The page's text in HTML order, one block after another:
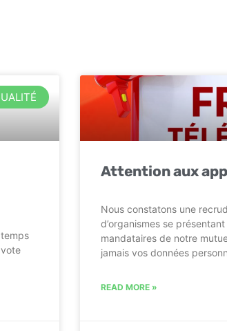
Attention aux
Nous constatons une
d’organismes se
mandataires de notre
jamais vos données
READ MORE »